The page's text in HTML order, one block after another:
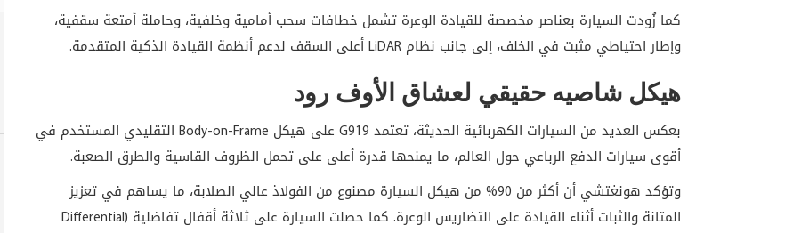
كما زُودت السيارة بعناصر مخصصة للقيادة الوعرة تشمل خطافات سحب أمامية وخلفية، وحاملة أمتعة سقفية،
وإطار احتياطي مثبت في الخلف، إلى جانب نظام LiDAR أعلى السقف لدعم أنظمة القيادة الذكية المتقدمة.
هيكل شاصيه حقيقي لعشاق الأوف رود
بعكس العديد من السيارات الكهربائية الحديثة، تعتمد G919 على هيكل Body-on-Frame التقليدي المستخدم في
أقوى سيارات الدفع الرباعي حول العالم، ما يمنحها قدرة أعلى على تحمل الظروف القاسية والطرق الصعبة.
وتؤكد هونغتشي أن أكثر من 90% من هيكل السيارة مصنوع من الفولاذ عالي الصلابة، ما يساهم في تعزيز
المتانة والثبات أثناء القيادة على التضاريس الوعرة. كما حصلت السيارة على ثلاثة أقفال تفاضلية (Differential